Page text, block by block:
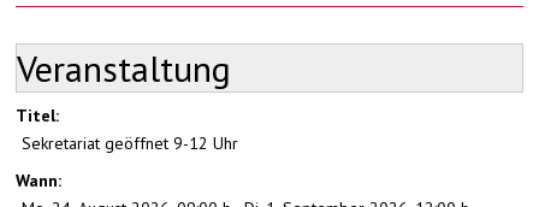
Veranstaltung
Titel:
Sekretariat geöffnet 9-12 Uhr
Wann: